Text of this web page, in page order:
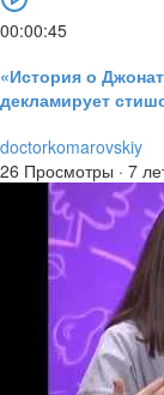
00:00:45
«История о
декламирует
doctorkomarovskiy
26 Просмотры · 7